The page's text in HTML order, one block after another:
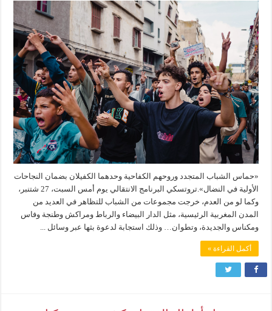
«حماس الشباب المتجدد وروحهم الكفاحية وحدهما الكفيلان بضمان النجاحات
الأولية في النضال».تروتسكي البرنامج الانتقالي يوم أمس السبت، 27 شتنبر،
وكما لو من العدم، خرجت مجموعات من الشباب للتظاهر في العديد من
المدن المغربية الرئيسية، مثل الدار البيضاء والرباط ومراكش وطنجة وفاس
ومكناس والجديدة، وتطوان… وذلك استجابة لدعوة بثها عبر وسائل ...
أكمل القراءة »